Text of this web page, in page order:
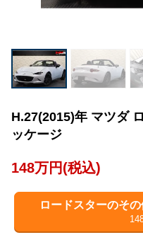
H.27(2015)年 マツダ
ッケージ
148万円(税込)
ロードスターのそ